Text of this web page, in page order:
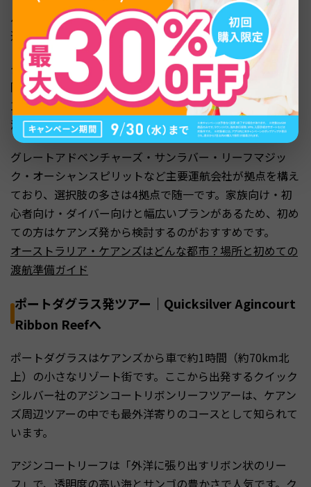
ル（1 Spence Street, Cairns）に集約されており、複数の
運航会社のツアーが揃っています。
グリーン島へは高速船で約45〜50分、フィッツロイ島も
同程度で到着できます。アウターリーフのポンツーンへは
1.5〜2時間ほどかかりますが、滞在型施設で1日たっぷり
海を楽しめます。
グレートアドベンチャーズ・サンラバー・リーフマジッ
ク・オーシャンスピリットなど主要運航会社が拠点を構え
ており、選択肢の多さは4拠点で随一です。家族向け・初
心者向け・ダイバー向けと幅広いプランがあるため、初め
ての方はケアンズ発から検討するのがおすすめです。
オーストラリア・ケアンズはどんな都市？場所と初めての
渡航準備ガイド
ポートダグラス発ツアー｜Quicksilver Agincourt
Ribbon Reefへ
ポートダグラスはケアンズから車で約1時間（約70km北
上）の小さなリゾート街です。ここから出発するクイック
シルバー社のアジンコートリボンリーフツアーは、ケアン
ズ周辺ツアーの中でも最外洋寄りのコースとして知られて
います。
アジンコートリーフは「外洋に張り出すリボン状のリー
フ」で、透明度の高い海とサンゴの豊かさで人気です。ク